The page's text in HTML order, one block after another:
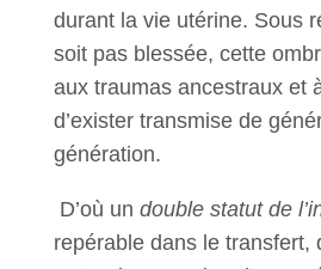
durant la vie utérine. Sous
soit pas blessée, cette
aux traumas ancestraux et
d’exister transmise de
génération.
D’où un double statut de
repérable dans le transfert,